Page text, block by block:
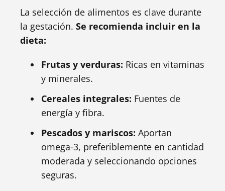
La selección de alimentos es clave durante
la gestación. Se recomienda incluir en la
dieta:
Frutas y verduras: Ricas en vitaminas
y minerales.
Cereales integrales: Fuentes de
energía y fibra.
Pescados y mariscos: Aportan
omega-3, preferiblemente en cantidad
moderada y seleccionando opciones
seguras.